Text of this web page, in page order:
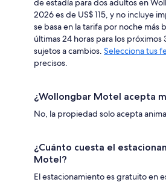
de estadía para dos adultos en
2026 es de US$ 115, y no incluye
se basa en la tarifa por noche más
últimas 24 horas para los próximos
sujetos a cambios. Selecciona tus
precisos.
¿Wollongbar Motel acepta
No, la propiedad solo acepta
¿Cuánto cuesta el
Motel?
El estacionamiento es gratuito en